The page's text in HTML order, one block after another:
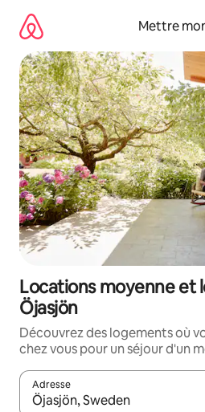
directement
contenu
Mettre
Locations moyenne et
Öjasjön
Découvrez des logements où
chez vous pour un séjour d'un
Adresse
Lorsque les résultats s'affichent,